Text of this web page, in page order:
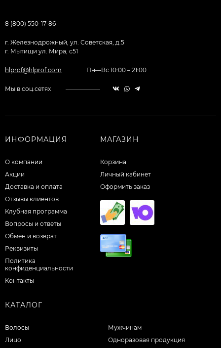
8 (800) 550-17-86
г. Железнодрожный, ул. Советская, д.5
г. Мытищи ул. Мира, с51
hlprof@hlprof.com Пн—Вс 10:00 – 21:00
Мы в соц.сетях
ИНФОРМАЦИЯ
О компании
Акции
Доставка и оплата
Отзывы клиентов
Клубная программа
Вопросы и ответы
Обмен и возврат
Реквизиты
Политика
конфиденциальности
Контакты
МАГАЗИН
Корзина
Личный кабинет
Оформить заказ
КАТАЛОГ
Волосы
Лицо
Мужчинам
Одноразовая продукция